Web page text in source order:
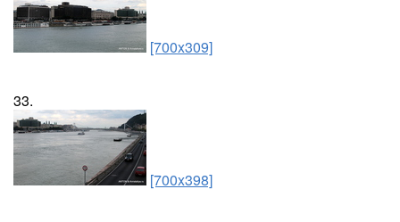
[700x309]
33.
[700x398]